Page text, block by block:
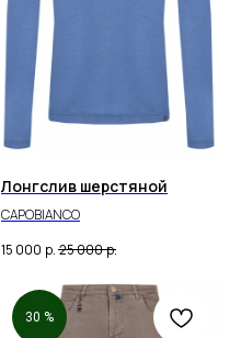
Лонгслив шерстяной
CAPOBIANCO
15 000 р. 25 000р.
30 %